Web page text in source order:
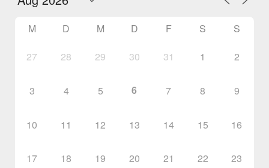
M D M D F S S
27 28 29 30 31 1 2
3 4 5 6 7 8 9
10 11 12 13 14 15 16
17 18 19 20 21 22 23